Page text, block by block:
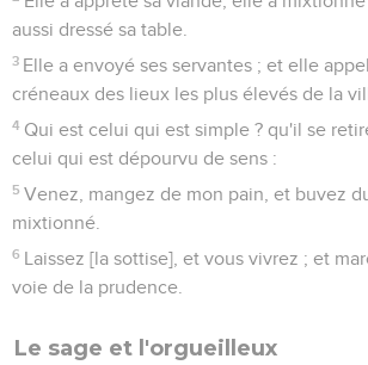
aussi dressé sa table.
3 Elle a envoyé ses servantes ; et elle
créneaux des lieux les plus élevés de la
4 Qui est celui qui est simple ? qu'il se
celui qui est dépourvu de sens :
5 Venez, mangez de mon pain, et buvez
mixtionné.
6 Laissez [la sottise], et vous vivrez ; et
voie de la prudence.
Le sage et l'orgueilleux